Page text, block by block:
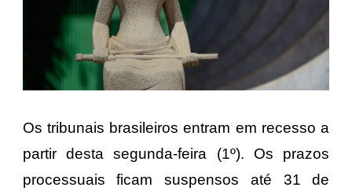
Os tribunais brasileiros entram em recesso a
partir desta segunda-feira (1º). Os prazos
processuais ficam suspensos até 31 de